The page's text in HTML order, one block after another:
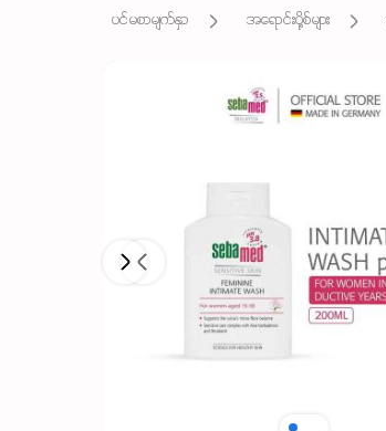
ပင်မစာမျက်နှာ အရောင်းပို့စ်များ
Previous
Next